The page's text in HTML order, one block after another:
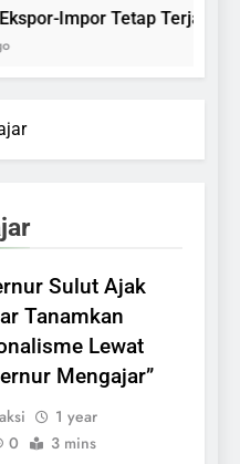
Impor Tetap Terjaga
Sulut Ajak
Tanamkan
Lewat
Mengajar”
1 year
0 3 mins